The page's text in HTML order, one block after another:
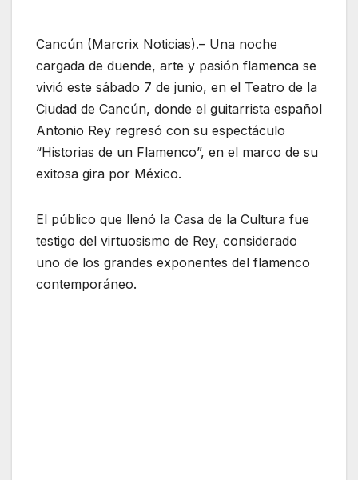
Cancún (Marcrix Noticias).– Una noche
cargada de duende, arte y pasión flamenca se
vivió este sábado 7 de junio, en el Teatro de la
Ciudad de Cancún, donde el guitarrista español
Antonio Rey regresó con su espectáculo
“Historias de un Flamenco”, en el marco de su
exitosa gira por México.
El público que llenó la Casa de la Cultura fue
testigo del virtuosismo de Rey, considerado
uno de los grandes exponentes del flamenco
contemporáneo.